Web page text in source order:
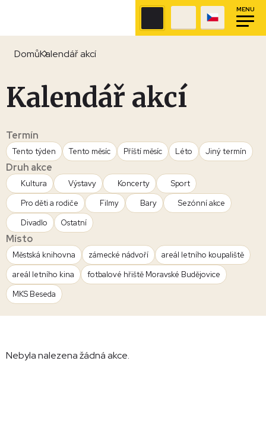
MENU
DomůKalendář akcí
Kalendář akcí
Termín
Tento týden Tento měsíc Příští měsíc Léto Jiný termín
Druh akce
Kultura Výstavy Koncerty
Sport
Pro děti a rodiče
Filmy Bary
Sezónní akce
Divadlo
Ostatní
Místo
Městská knihovna zámecké nádvoří
areál letního koupaliště
areál letního kina
fotbalové hřiště Moravské Budějovice
MKS Beseda
Nebyla nalezena žádná akce.